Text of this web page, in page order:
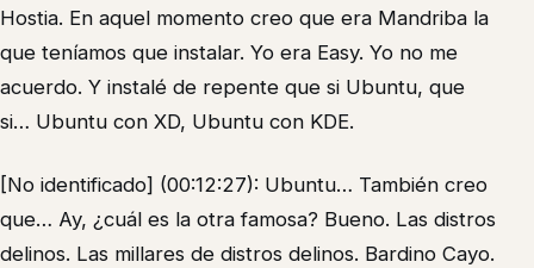
Hostia. En aquel momento creo que era Mandriba la
que teníamos que instalar. Yo era Easy. Yo no me
acuerdo. Y instalé de repente que si Ubuntu, que
si… Ubuntu con XD, Ubuntu con KDE.
[No identificado] (00:12:27): Ubuntu… También creo
que… Ay, ¿cuál es la otra famosa? Bueno. Las distros
delinos. Las millares de distros delinos. Bardino Cayo.